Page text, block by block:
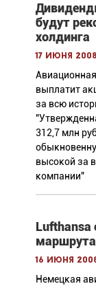
будут
холдинга
17 июня 2008
выплатит
за всю
312,7 млн
высокой за
компании"
Lufthansa
маршрута
16 июня
Немецкая